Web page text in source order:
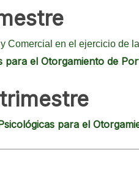
Comercial en el ejercicio de
para el Otorgamiento de
para el